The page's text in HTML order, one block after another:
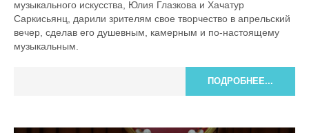
музыкального искусства, Юлия Глазкова и Хачатур
Саркисьянц, дарили зрителям свое творчество в апрельский
вечер, сделав его душевным, камерным и по-настоящему
музыкальным.
ПОДРОБНЕЕ...